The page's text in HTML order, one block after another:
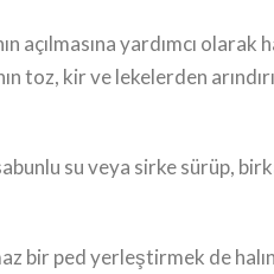
yardımcı olarak
toz, kir ve lekelerden
su veya sirke sürüp,
bir ped yerleştirmek de